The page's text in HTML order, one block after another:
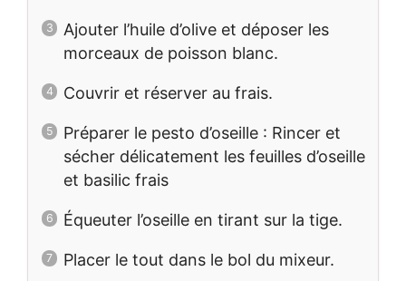
Ajouter l’huile d’olive et déposer les
morceaux de poisson blanc.
Couvrir et réserver au frais.
Préparer le pesto d’oseille : Rincer et
sécher délicatement les feuilles d’oseille
et basilic frais
Équeuter l’oseille en tirant sur la tige.
Placer le tout dans le bol du mixeur.